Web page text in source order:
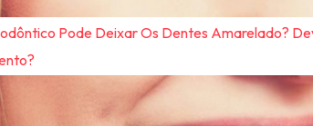
Pode Deixar Os Dentes Amarelado?